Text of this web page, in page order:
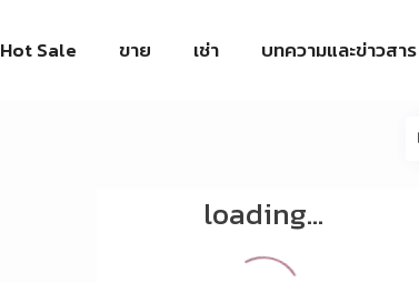
Hot Sale ขาย เช่า บทความและข่าวสาร
loading...